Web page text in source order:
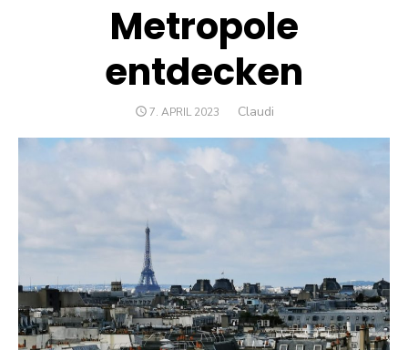
Metropole
entdecken
POSTED
7. APRIL 2023 Author
Claudi